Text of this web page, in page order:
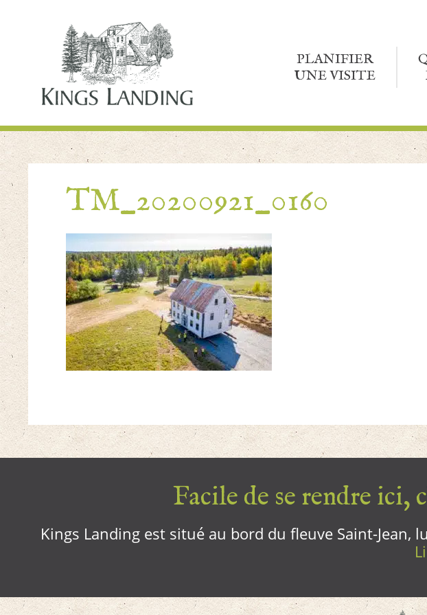
PLANIFIER
UNE VISITE
TM_20200921_0160
Facile de se rendre ici,
Kings Landing est situé au bord du fleuve Saint-Jean,